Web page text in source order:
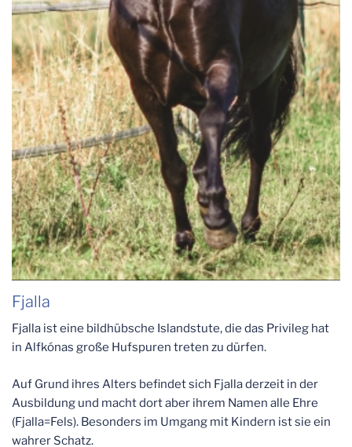
Fjalla
Fjalla ist eine bildhübsche Islandstute, die das Privileg hat
in Alfkónas große Hufspuren treten zu dürfen.
Auf Grund ihres Alters befindet sich Fjalla derzeit in der
Ausbildung und macht dort aber ihrem Namen alle Ehre
(Fjalla=Fels). Besonders im Umgang mit Kindern ist sie ein
wahrer Schatz.